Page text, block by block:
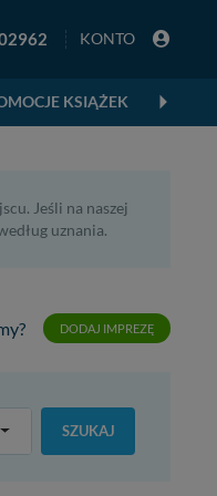
KONTO
KSIĄŻEK
Jeśli na naszej
uznania.
DODAJ IMPREZĘ
SZUKAJ